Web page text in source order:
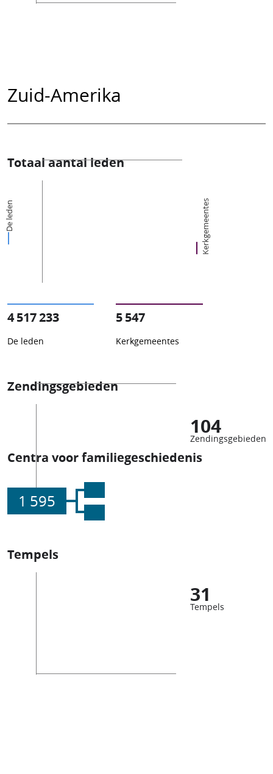
Zuid-Amerika
Totaal aantal leden
De leden Kerkgemeentes
4 517 233
De leden
5 547
Kerkgemeentes
Zendingsgebieden
104
Zendingsgebieden
Centra voor familiegeschiedenis
1 595
Tempels
31
Tempels